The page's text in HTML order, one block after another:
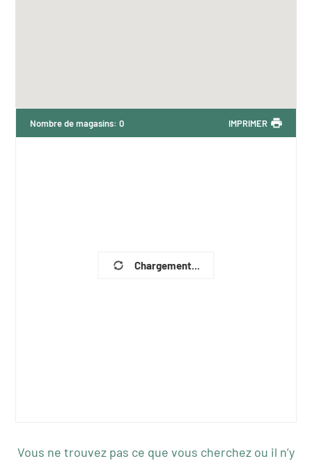
Chargement...
Nombre de magasins:0 IMPRIMER
Vous ne trouvez pas ce que vous cherchez ou il n’y